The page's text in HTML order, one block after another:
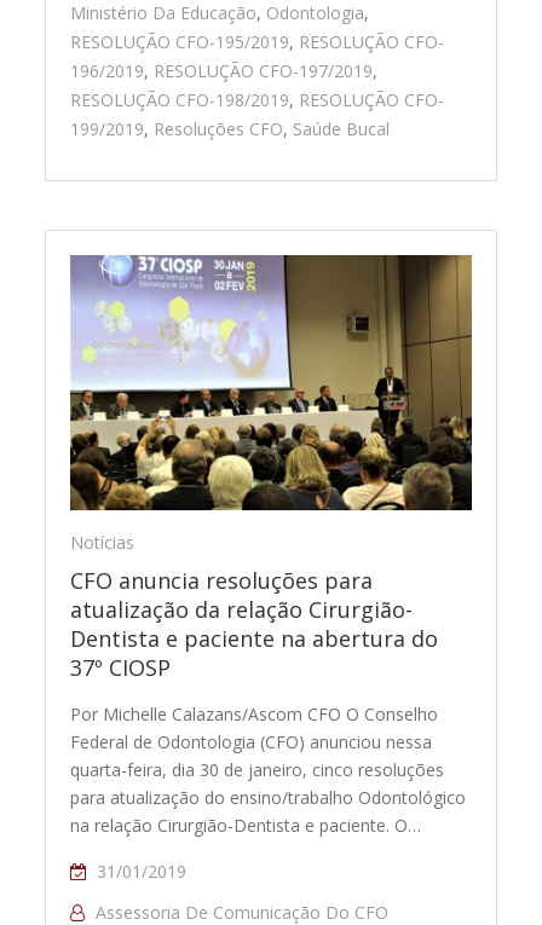
Ministério Da Educação, Odontologia,
RESOLUÇÃO CFO-195/2019, RESOLUÇÃO CFO-
196/2019, RESOLUÇÃO CFO-197/2019,
RESOLUÇÃO CFO-198/2019, RESOLUÇÃO CFO-
199/2019, Resoluções CFO, Saúde Bucal
Notícias
CFO anuncia resoluções para
atualização da relação Cirurgião-
Dentista e paciente na abertura do
37º CIOSP
Por Michelle Calazans/Ascom CFO O Conselho
Federal de Odontologia (CFO) anunciou nessa
quarta-feira, dia 30 de janeiro, cinco resoluções
para atualização do ensino/trabalho Odontológico
na relação Cirurgião-Dentista e paciente. O…
31/01/2019
Assessoria De Comunicação Do CFO